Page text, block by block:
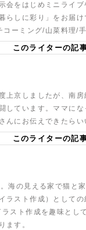
会をはじめミニライ
らしに彩り」をお届
コーミング/山菜料理/
このライターの記
上京しましたが、南
しています。ママに
んにお伝えできたら
このライターの記
海の見える家で猫と
ラスト作成）として
スト作成を趣味とし
ます。